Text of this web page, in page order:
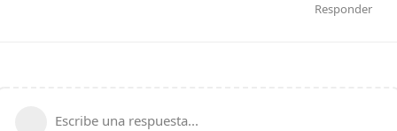
Responder
Escribe una respuesta...